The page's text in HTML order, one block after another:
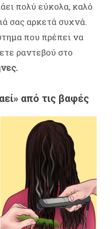
πολύ εύκολα, καλό
σας αρκετά συχνά.
που πρέπει να
ραντεβού στο
από τις βαφές